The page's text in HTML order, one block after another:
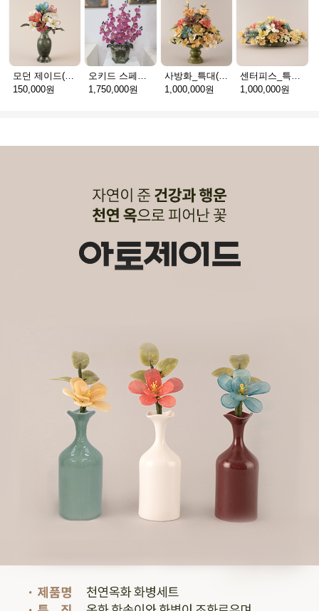
모던 제이드(천연옥꽃_택배)
150,000원
오키드 스페셜(천연옥꽃_택배)
1,750,000원
사방화_특대(천연옥꽃_택배)
1,000,000원
센터피스_특대(천연옥꽃_택배)
1,000,000원